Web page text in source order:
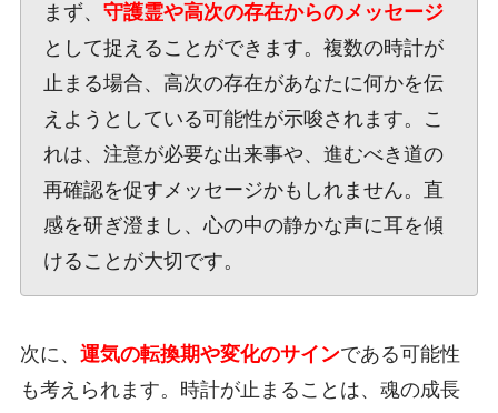
まず、 守護霊や高次の存在からのメッセージ
として捉えることができます。複数の時計が
止まる場合、高次の存在があなたに何かを伝
えようとしている可能性が示唆されます。こ
れは、注意が必要な出来事や、進むべき道の
再確認を促すメッセージかもしれません。直
感を研ぎ澄まし、心の中の静かな声に耳を傾
けることが大切です。
次に、 運気の転換期や変化のサインである可能性
も考えられます。時計が止まることは、魂の成長